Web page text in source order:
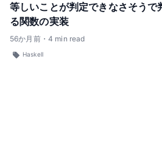
等しいことが判定できなさそうで
る関数の実装
56か月前・ 4 min read
Haskell